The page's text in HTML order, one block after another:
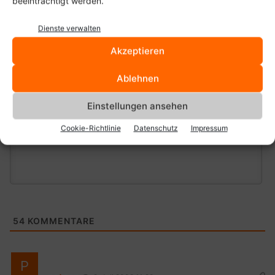
Dienste verwalten
Akzeptieren
Ablehnen
Einstellungen ansehen
Cookie-Richtlinie Datenschutz Impressum
54 KOMMENTARE